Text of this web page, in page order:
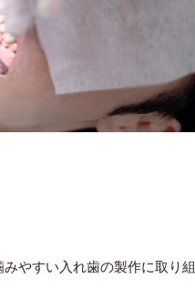
やすい入れ歯の製作に取り組